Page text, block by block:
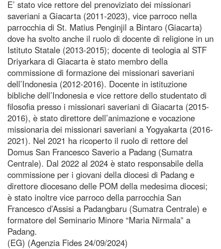
E’ stato vice rettore del prenoviziato dei missionari
saveriani a Giacarta (2011-2023), vice parroco nella
parrocchia di St. Matius Penginjil a Bintaro (Giacarta)
dove ha svolto anche il ruolo di docente di religione in un
Istituto Statale (2013-2015); docente di teologia al STF
Driyarkara di Giacarta è stato membro della
commissione di formazione dei missionari saveriani
dell’Indonesia (2012-2016). Docente in istituzione
bibliche dell’Indonesia e vice rettore dello studentato di
filosofia presso i missionari saveriani di Giacarta (2015-
2016), è stato direttore dell’animazione e vocazione
missionaria dei missionari saveriani a Yogyakarta (2016-
2021). Nel 2021 ha ricoperto il ruolo di rettore del
Domus San Francesco Saverio a Padang (Sumatra
Centrale). Dal 2022 al 2024 è stato responsabile della
commissione per i giovani della diocesi di Padang e
direttore diocesano delle POM della medesima diocesi;
è stato inoltre vice parroco della parrocchia San
Francesco d’Assisi a Padangbaru (Sumatra Centrale) e
formatore del Seminario Minore “Maria Nirmala” a
Padang.
(EG) (Agenzia Fides 24/09/2024)